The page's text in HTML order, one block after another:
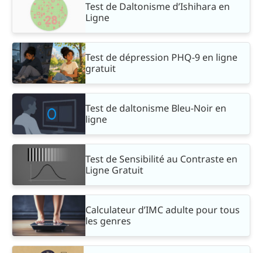
Test de Daltonisme d’Ishihara en
Ligne
Test de dépression PHQ-9 en ligne
gratuit
Test de daltonisme Bleu-Noir en
ligne
Test de Sensibilité au Contraste en
Ligne Gratuit
Calculateur d’IMC adulte pour tous
les genres